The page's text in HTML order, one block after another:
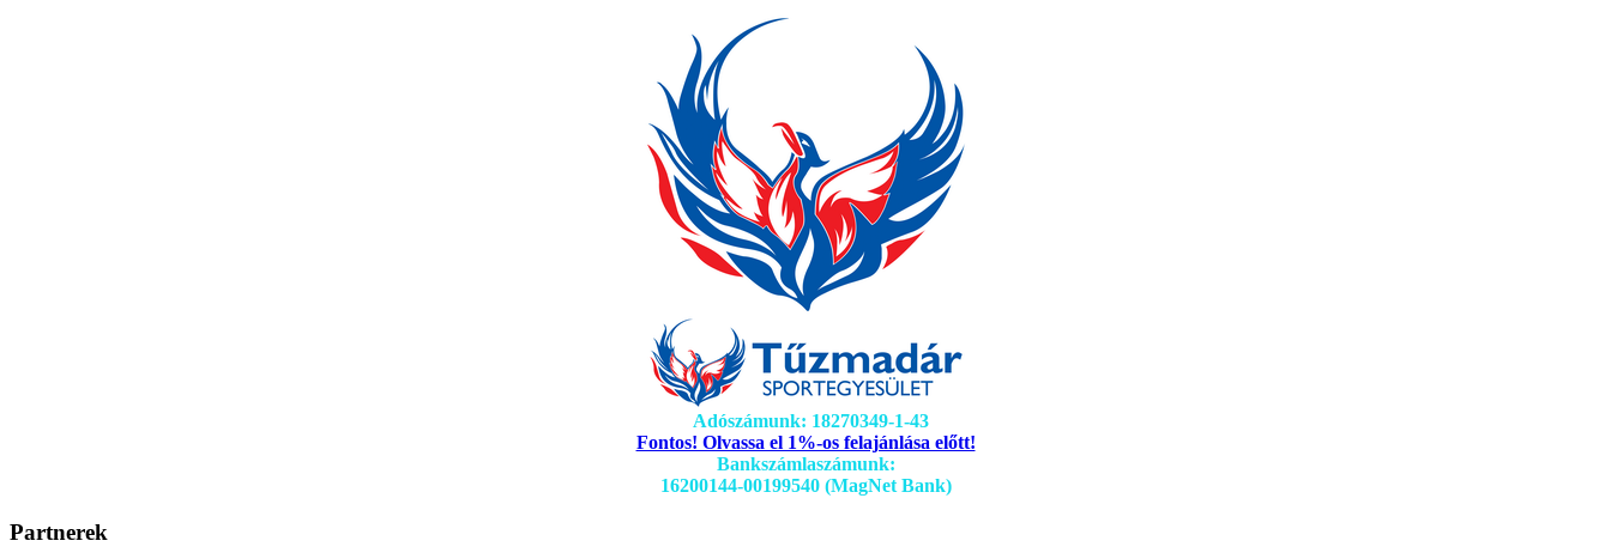
Adószámunk: 18270349-1-43
Fontos! Olvassa el 1%-os felajánlása előtt!
Bankszámlaszámunk:
16200144-00199540 (MagNet Bank)
Partnerek